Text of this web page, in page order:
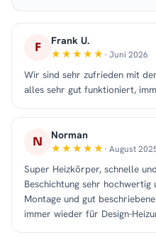
F Frank U.
· Juni 2026
Wir sind sehr zufrieden mit
alles sehr gut funktioniert,
N Norman
· August
Super Heizkörper, schnelle
Beschichtung sehr hochwertig
Montage und gut
immer wieder für Design-